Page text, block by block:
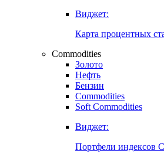
Виджет:
Карта процентных
Commodities
Золото
Нефть
Бензин
Commodities
Soft Commodities
Виджет:
Портфели индексов